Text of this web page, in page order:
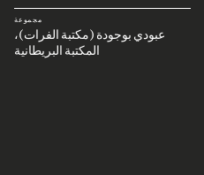
مجموعة
عبودي بوجودة (مكتبة الفرات)،
المكتبة البريطانية